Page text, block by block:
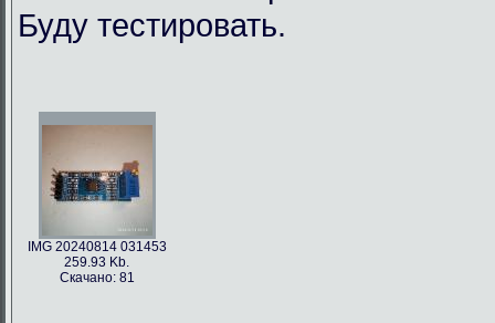
Буду тестировать.
IMG 20240814 031453
259.93 Kb.
Скачано: 81